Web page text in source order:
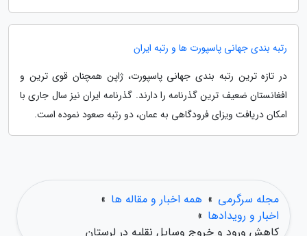
رتبه بندی جهانی پاسپورت ها و رتبه ایران
در تازه ترین رتبه بندی جهانی پاسپورت، ژاپن همچنان قوی ترین و
افغانستان ضعیف ترین گذرنامه را دارند. گذرنامه ایران نیز سال جاری با
امکان دریافت ویزای فرودگاهی به عمان، دو رتبه صعود نموده است.
مجله سرگرمی » همه اخبار و مقاله ها »
اخبار و رویدادها »
کاهش ورود و خروج وسایل نقلیه در لرستان